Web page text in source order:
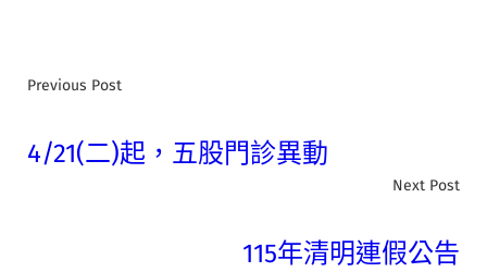
Previous Post
4/21(二)起，五股門診異動
Next Post
115年清明連假公告